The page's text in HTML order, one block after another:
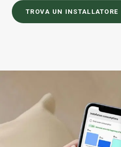
TROVA UN INSTALLATORE